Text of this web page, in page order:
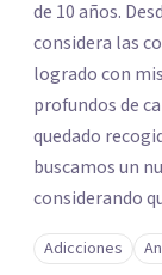
de 10 años.
considera las
logrado con
profundos de
quedado
buscamos un
considerando
problemas de
personalidad
Adicciones